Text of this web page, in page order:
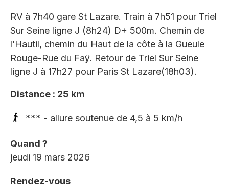
RV à 7h40 gare St Lazare. Train à 7h51 pour Triel
Sur Seine ligne J (8h24) D+ 500m. Chemin de
l’Hautil, chemin du Haut de la côte à la Gueule
Rouge-Rue du Faÿ. Retour de Triel Sur Seine
ligne J à 17h27 pour Paris St Lazare(18h03).
Distance : 25 km
*** - allure soutenue de 4,5 à 5 km/h
Quand ?
jeudi 19 mars 2026
Rendez-vous